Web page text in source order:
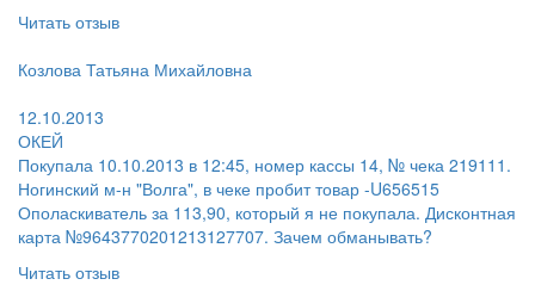
Читать отзыв
Козлова Татьяна Михайловна
12.10.2013
ОКЕЙ
Покупала 10.10.2013 в 12:45, номер кассы 14, № чека 219111.
Ногинский м-н "Волга", в чеке пробит товар -U656515
Ополаскиватель за 113,90, который я не покупала. Дисконтная
карта №9643770201213127707. Зачем обманывать?
Читать отзыв